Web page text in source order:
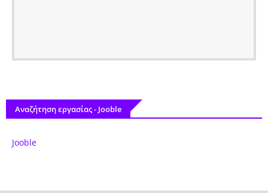
Αναζήτηση εργασίας - Jooble
Jooble